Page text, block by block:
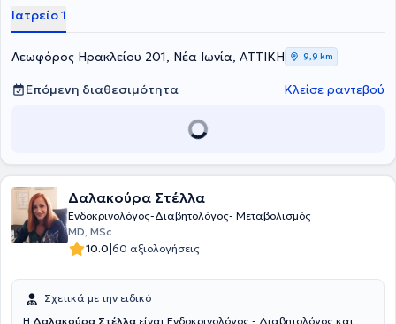
Ιατρείο 1
Λεωφόρος Ηρακλείου 201, Νέα Ιωνία, ΑΤΤΙΚΗ 9,9 km
Επόμενη διαθεσιμότητα Κλείσε ραντεβού
Δαλακούρα Στέλλα
Ενδοκρινολόγος-Διαβητολόγος- Μεταβολισμός
MD, MSc
10.0|60 αξιολογήσεις
Σχετικά με την ειδικό
Η Δαλακούρα Στέλλα είναι Ενδοκρινολόγος - Διαβητολόγος και